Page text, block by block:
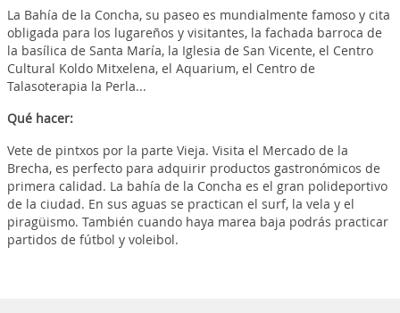
La Bahía de la Concha, su paseo es mundialmente famoso y cita
obligada para los lugareños y visitantes, la fachada barroca de
la basílica de Santa María, la Iglesia de San Vicente, el Centro
Cultural Koldo Mitxelena, el Aquarium, el Centro de
Talasoterapia la Perla...
Qué hacer:
Vete de pintxos por la parte Vieja. Visita el Mercado de la
Brecha, es perfecto para adquirir productos gastronómicos de
primera calidad. La bahía de la Concha es el gran polideportivo
de la ciudad. En sus aguas se practican el surf, la vela y el
piragüismo. También cuando haya marea baja podrás practicar
partidos de fútbol y voleibol.